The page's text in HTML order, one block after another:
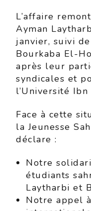
L’affaire
Ayman
janvier, suivi
Bourkaba El-
après leur
syndicales et
l’Université Ibn
Face à cette
la Jeunesse
déclare :
Notre
étudiants
Laytharbi et
Notre appel